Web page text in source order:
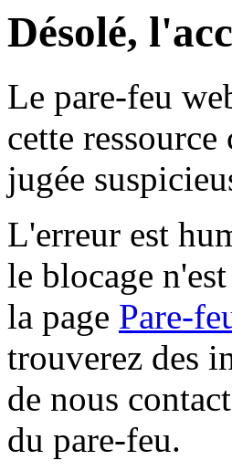
Désolé,
Le pare-feu
cette
jugée
L'erreur est
le blocage
la page Pare-
trouverez des
de nous
du pare-feu.